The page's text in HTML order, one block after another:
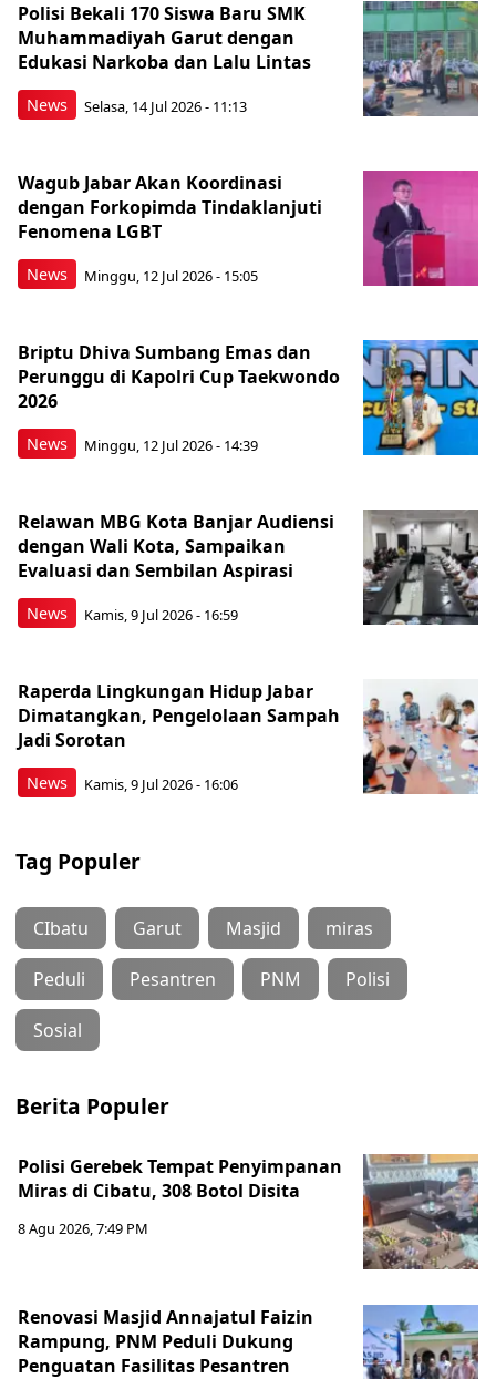
News
Polisi Bekali 170 Siswa Baru SMK
Muhammadiyah Garut dengan
Edukasi Narkoba dan Lalu Lintas
Selasa, 14 Jul 2026 - 11:13
News
Wagub Jabar Akan Koordinasi
dengan Forkopimda Tindaklanjuti
Fenomena LGBT
Minggu, 12 Jul 2026 - 15:05
News
Briptu Dhiva Sumbang Emas dan
Perunggu di Kapolri Cup Taekwondo
2026
Minggu, 12 Jul 2026 - 14:39
News
Relawan MBG Kota Banjar Audiensi
dengan Wali Kota, Sampaikan
Evaluasi dan Sembilan Aspirasi
Kamis, 9 Jul 2026 - 16:59
News
Raperda Lingkungan Hidup Jabar
Dimatangkan, Pengelolaan Sampah
Jadi Sorotan
Kamis, 9 Jul 2026 - 16:06
Tag Populer
CIbatu Garut Masjid miras
Peduli Pesantren PNM Polisi
Sosial
Berita Populer
Polisi Gerebek Tempat Penyimpanan
Miras di Cibatu, 308 Botol Disita
8 Agu 2026, 7:49 PM
Renovasi Masjid Annajatul Faizin
Rampung, PNM Peduli Dukung
Penguatan Fasilitas Pesantren